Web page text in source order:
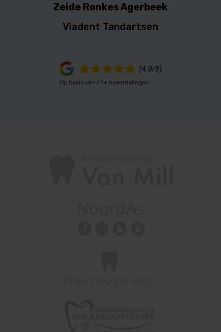
Zeide Ronkes Agerbeek
Viadent Tandartsen